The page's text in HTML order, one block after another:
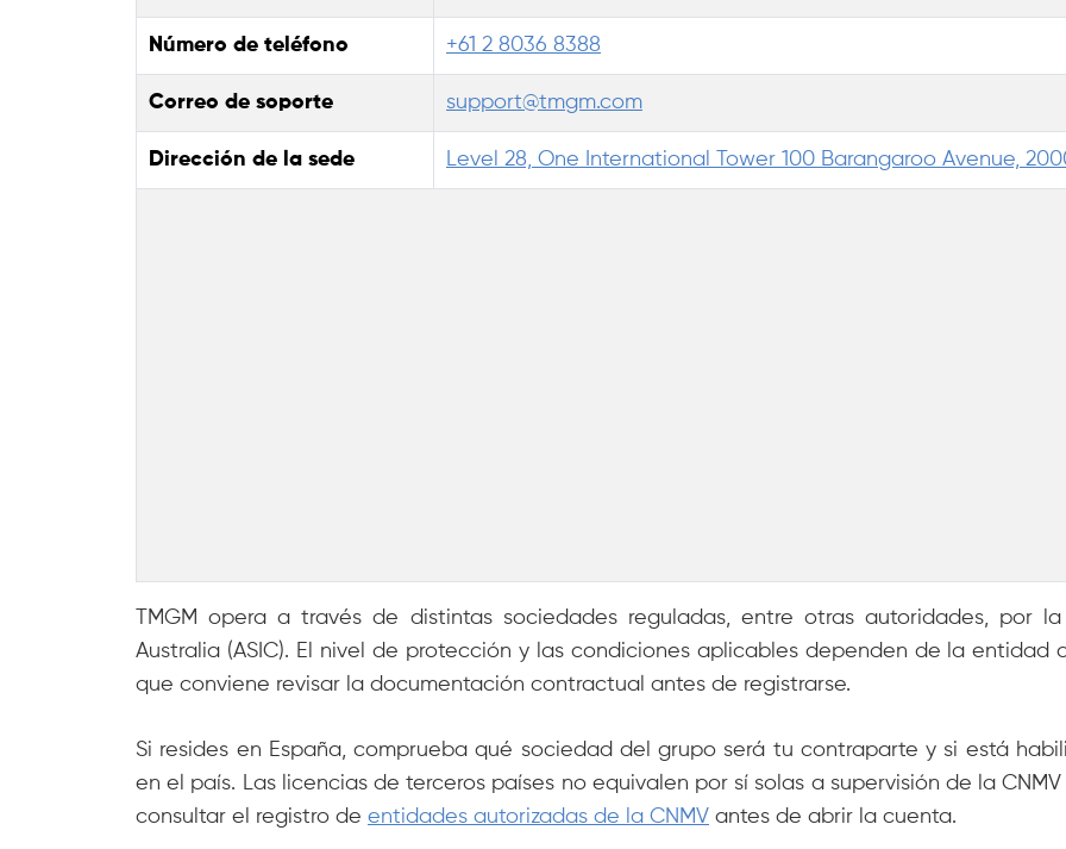
Número de teléfono +61 2 8036 8388
Correo de soporte support@tmgm.com
Dirección de la sede Level 28, One International Tower 100 Barangaroo Avenue,
TMGM opera a través de distintas sociedades reguladas, entre otras autoridades, por
Australia (ASIC). El nivel de protección y las condiciones aplicables dependen de la
que conviene revisar la documentación contractual antes de registrarse.
Si resides en España, comprueba qué sociedad del grupo será tu contraparte y si está
en el país. Las licencias de terceros países no equivalen por sí solas a supervisión de la
consultar el registro de entidades autorizadas de la CNMV antes de abrir la cuenta.